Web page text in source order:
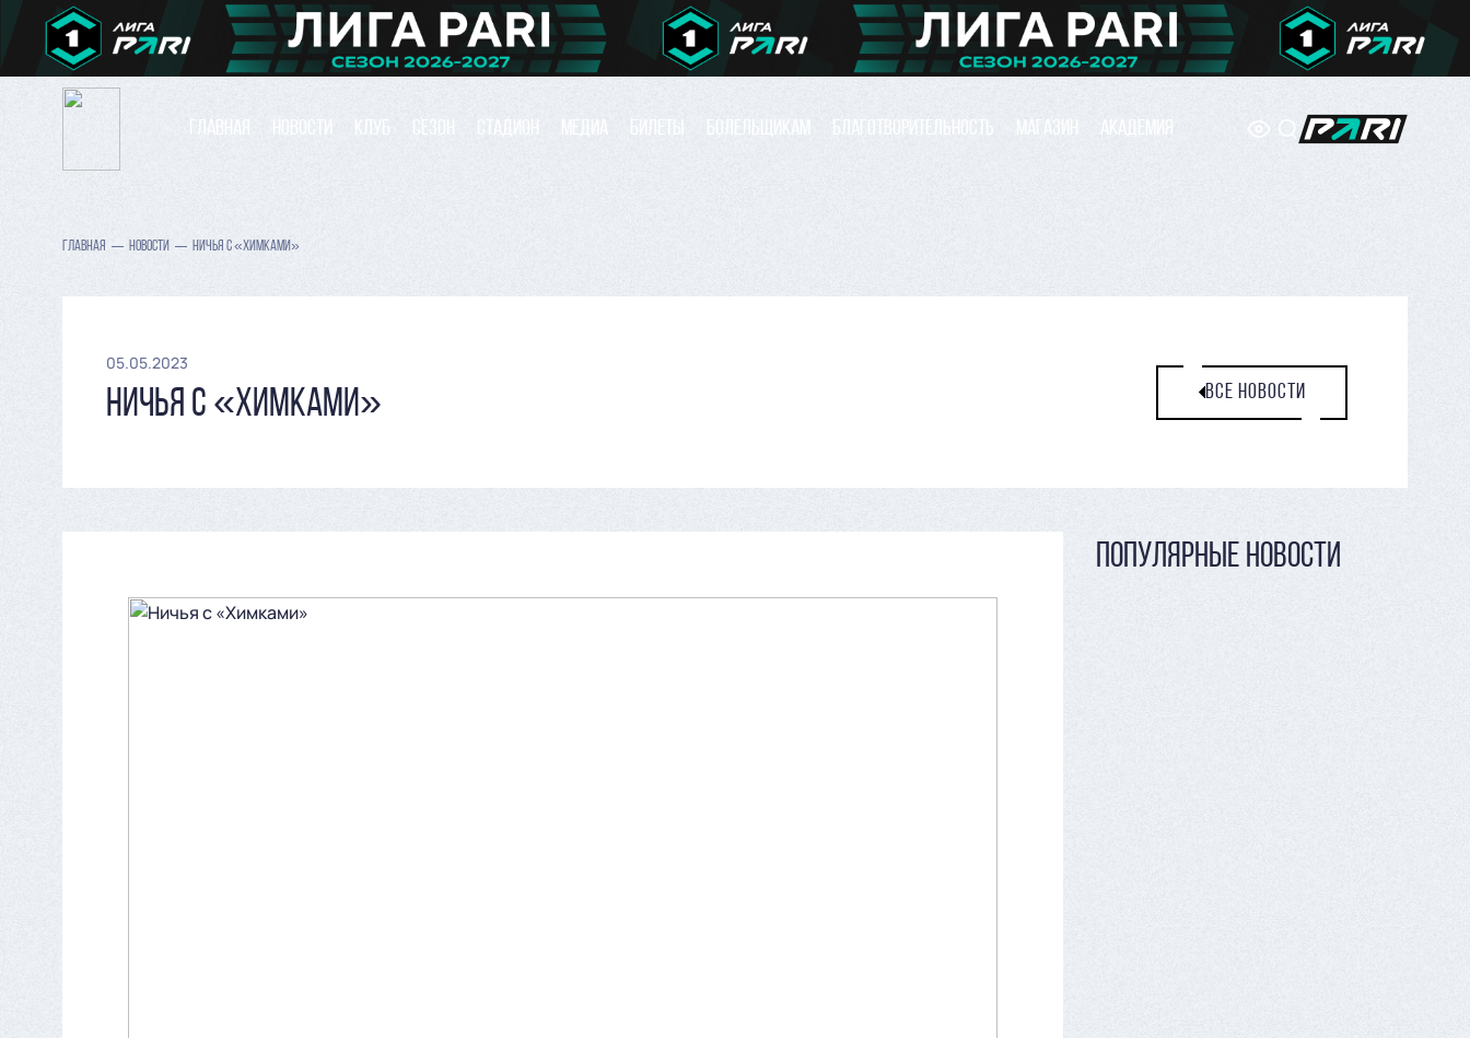
ГЛАВНАЯ НОВОСТИ КЛУБ СЕЗОН СТАДИОН МЕДИА БИЛЕТЫ БОЛЕЛЬЩИКАМ БЛАГОТВОРИТЕЛЬНОСТЬ МАГАЗИН АКАДЕМИЯ
ГЛАВНАЯ НОВОСТИ НИЧЬЯ С «ХИМКАМИ»
05.05.2023
НИЧЬЯ С «ХИМКАМИ» ВСЕ НОВОСТИ
ПОПУЛЯРНЫЕ НОВОСТИ